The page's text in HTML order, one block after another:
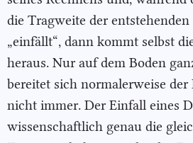
die Tragweite der
„einfällt“, dann kommt selbst
heraus. Nur auf dem Boden
bereitet sich normalerweise
nicht immer. Der Einfall eines
wissenschaftlich genau die